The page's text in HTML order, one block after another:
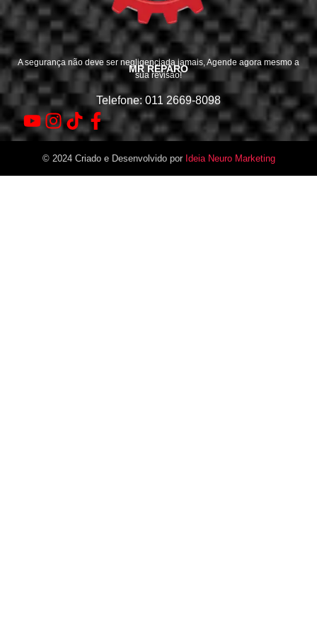
MR REPARO
A segurança não deve ser negligenciada jamais, Agende agora mesmo a
sua revisão!
Telefone: 011 2669-8098
© 2024 Criado e Desenvolvido por Ideia Neuro Marketing